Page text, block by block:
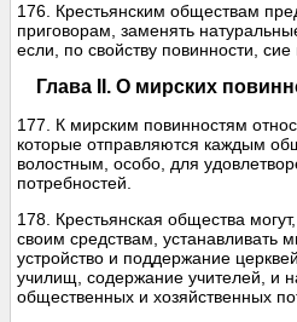
176. Крестьянским обществам
приговорам, заменять
если, по свойству повинности,
Глава II. О мирских
177. К мирским повинностям
которые отправляются каждым
волостным, особо, для
потребностей.
178. Крестьянская общества
своим средствам, устанавливать
устройство и поддержание
училищ, содержание учителей, и
общественных и хозяйственных